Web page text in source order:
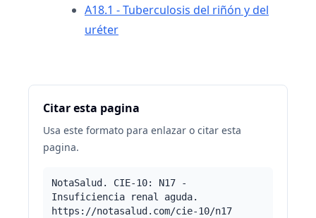
A18.1 - Tuberculosis del riñón y del
uréter
Citar esta pagina
Usa este formato para enlazar o citar esta
pagina.
NotaSalud. CIE-10: N17 -
Insuficiencia renal aguda.
https://notasalud.com/cie-10/n17